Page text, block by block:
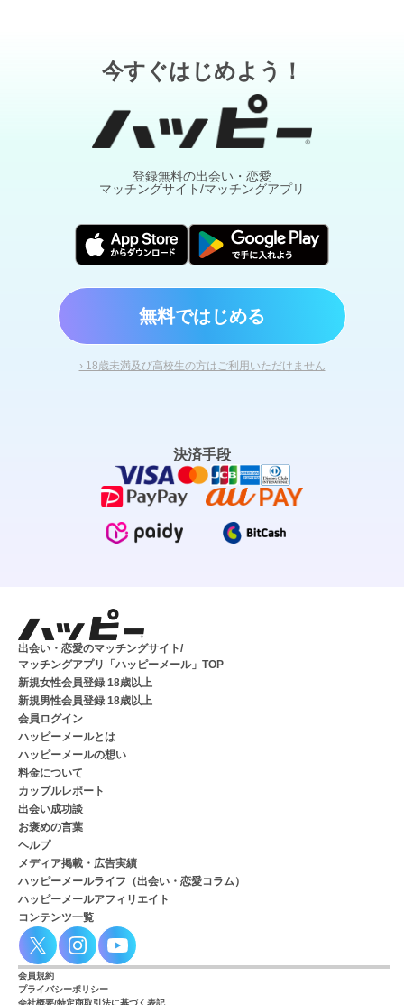
今すぐはじめよう！
登録無料の出会い・恋愛
マッチングサイト/マッチングアプリ
無料ではじめる
› 18歳未満及び高校生の方はご利用いただけません
決済手段
出会い・恋愛のマッチングサイト/
マッチングアプリ「ハッピーメール」TOP
新規女性会員登録 18歳以上
新規男性会員登録 18歳以上
会員ログイン
ハッピーメールとは
ハッピーメールの想い
料金について
カップルレポート
出会い成功談
お褒めの言葉
ヘルプ
メディア掲載・広告実績
ハッピーメールライフ（出会い・恋愛コラム）
ハッピーメールアフィリエイト
コンテンツ一覧
会員規約
プライバシーポリシー
会社概要/特定商取引法に基づく表記